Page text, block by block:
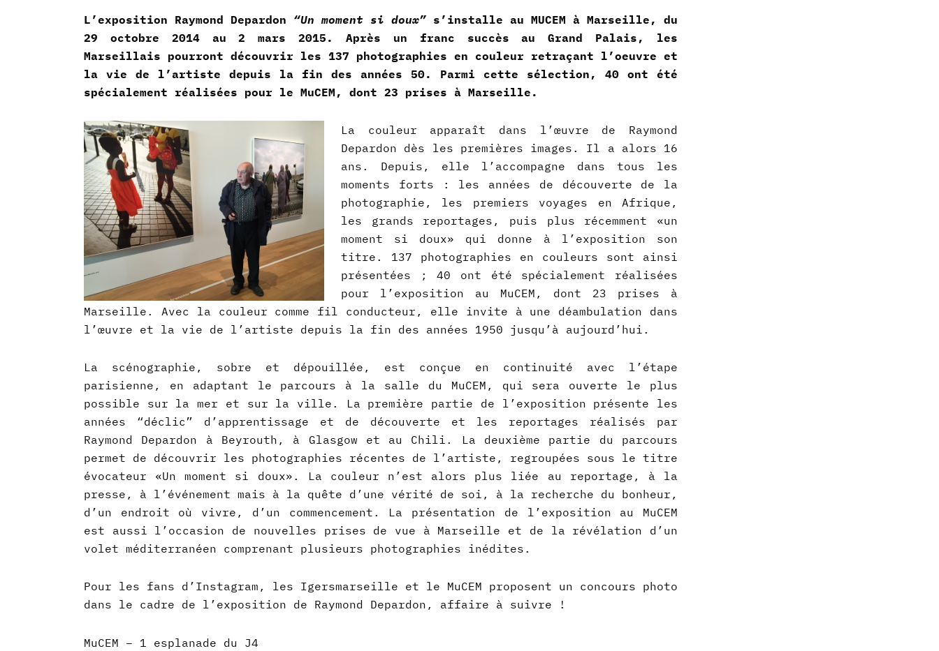
L’exposition Raymond Depardon “Un moment si doux” s’installe au MUCEM à Marseille, du
29 octobre 2014 au 2 mars 2015. Après un franc succès au Grand Palais, les
Marseillais pourront découvrir les 137 photographies en couleur retraçant l’oeuvre et
la vie de l’artiste depuis la fin des années 50. Parmi cette sélection, 40 ont été
spécialement réalisées pour le MuCEM, dont 23 prises à Marseille.
La couleur apparaît dans l’œuvre de Raymond
Depardon dès les premières images. Il a alors 16
ans. Depuis, elle l’accompagne dans tous les
moments forts : les années de découverte de la
photographie, les premiers voyages en Afrique,
les grands reportages, puis plus récemment «un
moment si doux» qui donne à l’exposition son
titre. 137 photographies en couleurs sont ainsi
présentées ; 40 ont été spécialement réalisées
pour l’exposition au MuCEM, dont 23 prises à
Marseille. Avec la couleur comme fil conducteur, elle invite à une déambulation dans
l’œuvre et la vie de l’artiste depuis la fin des années 1950 jusqu’à aujourd’hui.
La scénographie, sobre et dépouillée, est conçue en continuité avec l’étape
parisienne, en adaptant le parcours à la salle du MuCEM, qui sera ouverte le plus
possible sur la mer et sur la ville. La première partie de l’exposition présente les
années “déclic” d’apprentissage et de découverte et les reportages réalisés par
Raymond Depardon à Beyrouth, à Glasgow et au Chili. La deuxième partie du parcours
permet de découvrir les photographies récentes de l’artiste, regroupées sous le titre
évocateur «Un moment si doux». La couleur n’est alors plus liée au reportage, à la
presse, à l’événement mais à la quête d’une vérité de soi, à la recherche du bonheur,
d’un endroit où vivre, d’un commencement. La présentation de l’exposition au MuCEM
est aussi l’occasion de nouvelles prises de vue à Marseille et de la révélation d’un
volet méditerranéen comprenant plusieurs photographies inédites.
Pour les fans d’Instagram, les Igersmarseille et le MuCEM proposent un concours photo
dans le cadre de l’exposition de Raymond Depardon, affaire à suivre !
MuCEM – 1 esplanade du J4